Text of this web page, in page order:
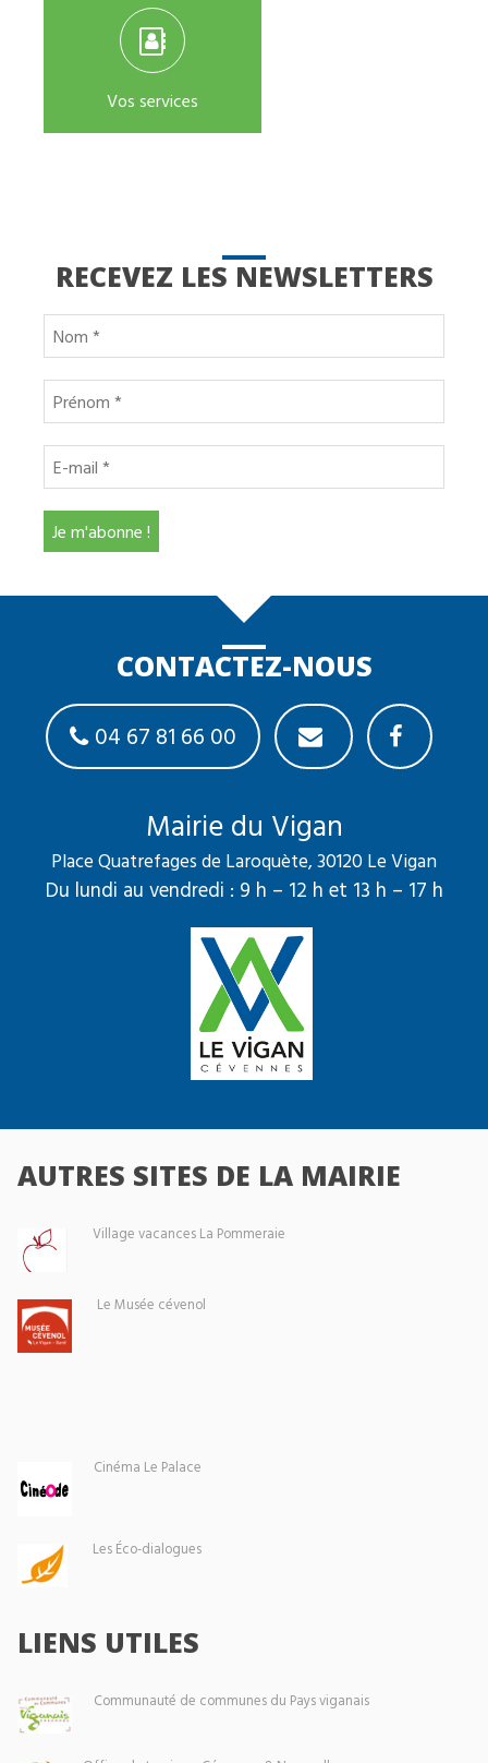
Vos services
RECEVEZ LES NEWSLETTERS
CONTACTEZ-NOUS
04 67 81 66 00
Mairie du Vigan
Place Quatrefages de Laroquète, 30120 Le Vigan
Du lundi au vendredi : 9 h – 12 h et 13 h – 17 h
AUTRES SITES DE LA MAIRIE
Village vacances La Pommeraie
Le Musée cévenol
Cinéma Le Palace
Les Éco-dialogues
LIENS UTILES
Communauté de communes du Pays viganais